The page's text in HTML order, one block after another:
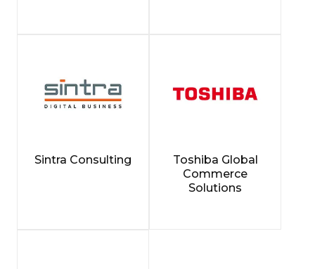
Sintra Consulting
Toshiba Global
Commerce
Solutions